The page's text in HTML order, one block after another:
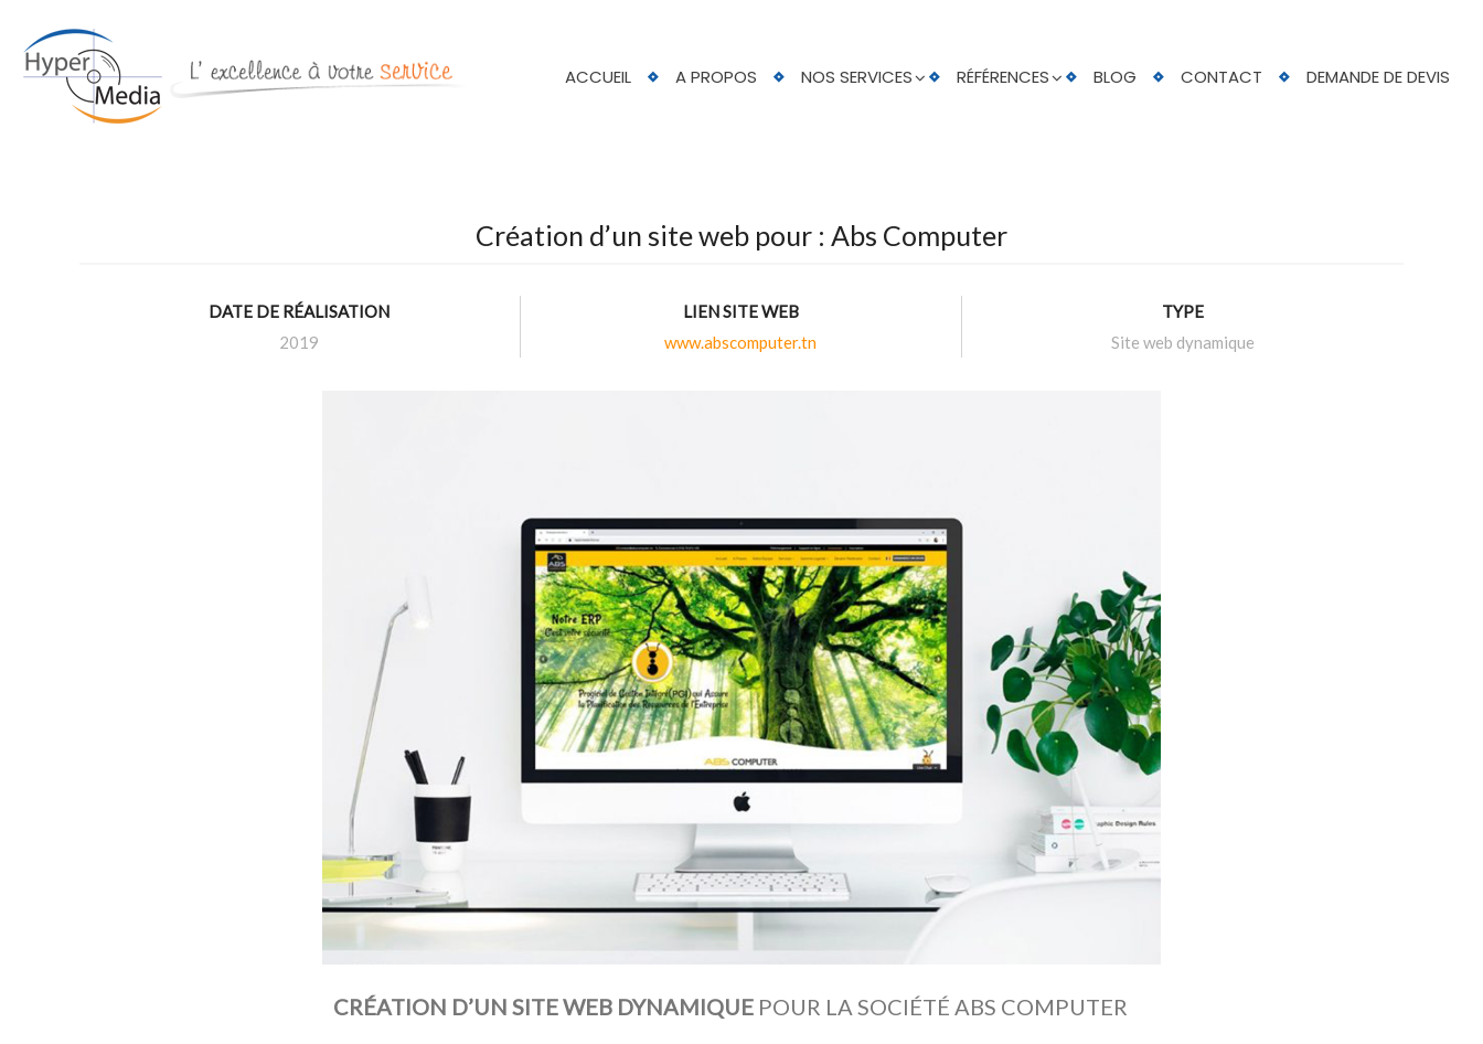
ACCUEIL A PROPOS NOS SERVICES RÉFÉRENCES BLOG CONTACT DEMANDE DE DEVIS
Création d’un site web pour : Abs Computer
DATE DE RÉALISATION
2019
LIEN SITE WEB
www.abscomputer.tn
TYPE
Site web dynamique
CRÉATION D’UN SITE WEB DYNAMIQUE POUR LA SOCIÉTÉ ABS COMPUTER